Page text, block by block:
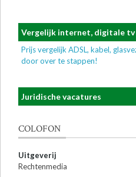
Vergelijk internet, digitale tv
Prijs vergelijk ADSL, kabel,
door over te stappen!
Juridische vacatures
COLOFON
Uitgeverij
Rechtenmedia